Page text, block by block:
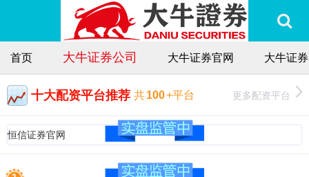
首页 大牛证券公司 大牛证券官网 大牛证
十大配资平台推荐 共100+平台 更多配资平台
恒信证券官网